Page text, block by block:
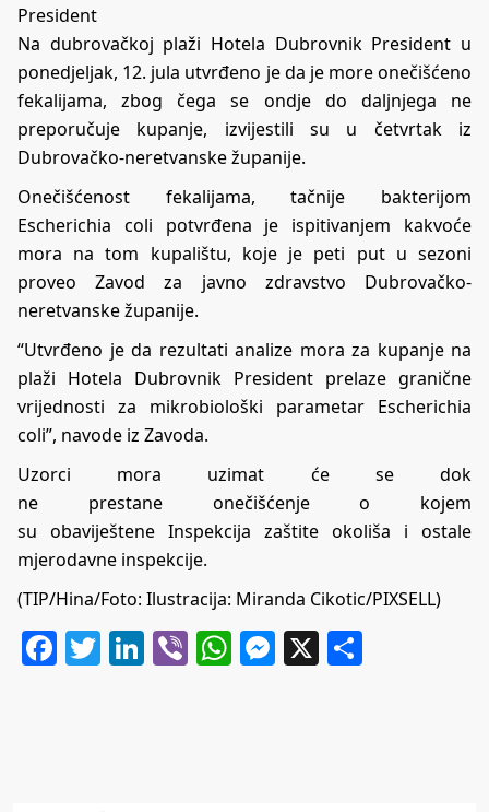
President
Na dubrovačkoj plaži Hotela Dubrovnik President u
ponedjeljak, 12. jula utvrđeno je da je more onečišćeno
fekalijama, zbog čega se ondje do daljnjega ne
preporučuje kupanje, izvijestili su u četvrtak iz
Dubrovačko-neretvanske županije.
Onečišćenost fekalijama, tačnije bakterijom
Escherichia coli potvrđena je ispitivanjem kakvoće
mora na tom kupalištu, koje je peti put u sezoni
proveo Zavod za javno zdravstvo Dubrovačko-
neretvanske županije.
“Utvrđeno je da rezultati analize mora za kupanje na
plaži Hotela Dubrovnik President prelaze granične
vrijednosti za mikrobiološki parametar Escherichia
coli”, navode iz Zavoda.
Uzorci mora uzimat će se dok
ne prestane onečišćenje o kojem
su obaviještene Inspekcija zaštite okoliša i ostale
mjerodavne inspekcije.
(TIP/Hina/Foto: Ilustracija: Miranda Cikotic/PIXSELL)
Facebook
Twitter
LinkedIn
ViberWhatsApp
Messenger
X